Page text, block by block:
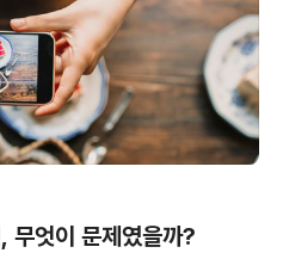
무엇이 문제였을까?